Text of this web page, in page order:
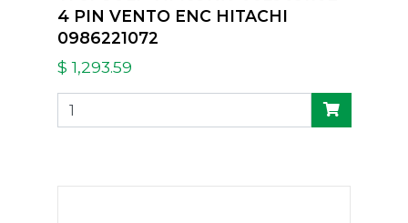
4 PIN VENTO ENC HITACHI
0986221072
$ 1,293.59